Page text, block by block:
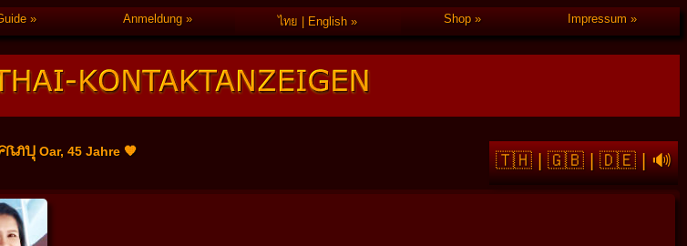
Anmeldung ไทย | English Shop Impressum
🇹🇭|🇬🇧|🇩🇪|🔊
Oar, 45 Jahre 🧡